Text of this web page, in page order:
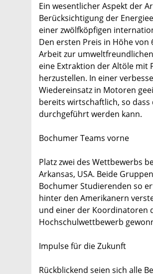
Ein wesentlicher Aspekt der
Berücksichtigung der
einer zwölfköpfigen
Den ersten Preis in Höhe
Arbeit zur
eine Extraktion der Altöle mit
herzustellen. In einer
Wiedereinsatz in Motoren
bereits wirtschaftlich, so
durchgeführt werden kann.
Bochumer Teams vorne
Platz zwei des Wettbewerbs
Arkansas, USA. Beide
Bochumer Studierenden so
hinter den Amerikanern
und einer der Koordinatoren
Hochschulwettbewerb
Impulse für die Zukunft
Rückblickend seien sich alle